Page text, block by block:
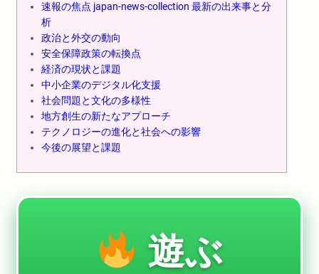
速報の焦点 japan-news-collection 最新の出来事と分
析
政治と外交の動向
安全保障政策の転換点
経済の現状と課題
中小企業のデジタル化支援
社会問題と文化の多様性
地方創生の新たなアプローチ
テクノロジーの進化と社会への影響
今後の展望と課題
遊ぶ